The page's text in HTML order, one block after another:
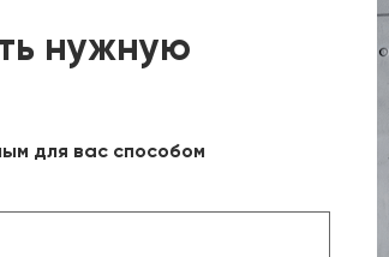
нужную
для вас способом